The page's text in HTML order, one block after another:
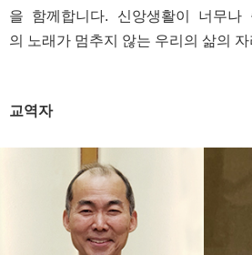
을 함께합니다. 신앙생활이 너무나
의 노래가 멈추지 않는 우리의 삶의
교역자